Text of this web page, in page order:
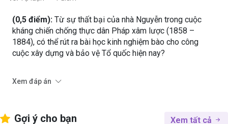
(0,5 điểm): Từ sự thất bại của nhà Nguyễn trong cuộc
kháng chiến chống thực dân Pháp xâm lược (1858 –
1884), có thể rút ra bài học kinh nghiệm bào cho công
cuộc xây dựng và bảo vệ Tổ quốc hiện nay?
Xem đáp án
Gợi ý cho bạn Xem tất cả